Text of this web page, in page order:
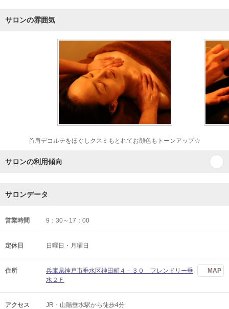
サロンの雰囲気
首肩デコルテをほぐしクスミもとれてお顔色もトーンアップ☆
サロンの利用傾向
サロンデータ
営業時間 9：30～17：00
定休日 日曜日・月曜日
住所
兵庫県神戸市垂水区神田町４－３０ フレンドリー垂
水２Ｆ
MAP
アクセス JR・山陽垂水駅から徒歩4分